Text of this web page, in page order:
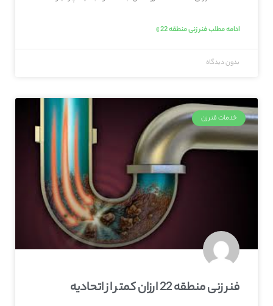
ادامه مطلب فنر زنی منطقه 22 »
بدون دیدگاه
خدمات فنرزن
فنر زنی منطقه 22 ارزان کمتر از اتحادیه